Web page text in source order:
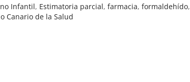
Infantil, Estimatoria parcial,farmacia,formaldehído,
Canario de la Salud